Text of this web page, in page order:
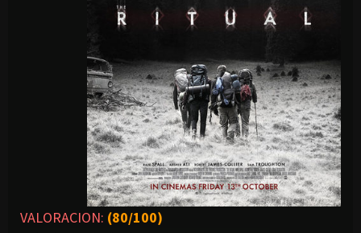
VALORACION: (80/100)